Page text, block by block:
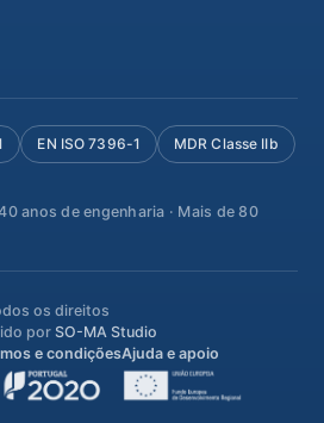
EN ISO 7396-1 MDR Classe IIb
40 anos de engenharia · Mais de 80
os direitos
porSO-MA Studio
e condiçõesAjuda e apoio